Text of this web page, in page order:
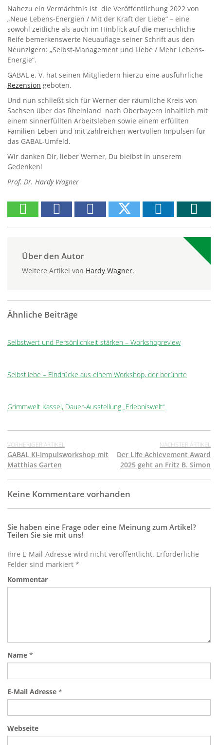
Nahezu ein Vermächtnis ist die Veröffentlichung 2022 von
„Neue Lebens-Energien / Mit der Kraft der Liebe“ – eine
sowohl zeitliche als auch im Hinblick auf die menschliche
Reife bemerkenswerte Neuauflage seiner Schrift aus den
Neunzigern: „Selbst-Management und Liebe / Mehr Lebens-
Energie“.
GABAL e. V. hat seinen Mitgliedern hierzu eine ausführliche
Rezension geboten.
Und nun schließt sich für Werner der räumliche Kreis von
Sachsen über das Rheinland nach Oberbayern inhaltlich mit
einem sinnerfüllten Arbeitsleben sowie einem erfüllten
Familien-Leben und mit zahlreichen wertvollen Impulsen für
das GABAL-Umfeld.
Wir danken Dir, lieber Werner, Du bleibst in unserem
Gedenken!
Prof. Dr. Hardy Wagner
Über den Autor
Weitere Artikel von Hardy Wagner.
Ähnliche Beiträge
Selbstwert und Persönlichkeit stärken – Workshopreview
Selbstliebe – Eindrücke aus einem Workshop, der berührte
Grimmwelt Kassel, Dauer-Ausstellung „Erlebniswelt“
VORHERIGER ARTIKEL
GABAL KI-Impulsworkshop mit
Matthias Garten
NÄCHSTER ARTIKEL
Der Life Achievement Award
2025 geht an Fritz B. Simon
Keine Kommentare vorhanden
Sie haben eine Frage oder eine Meinung zum Artikel?
Teilen Sie sie mit uns!
Ihre E-Mail-Adresse wird nicht veröffentlicht. Erforderliche
Felder sind markiert *
Kommentar
Name *
E-Mail Adresse *
Webseite